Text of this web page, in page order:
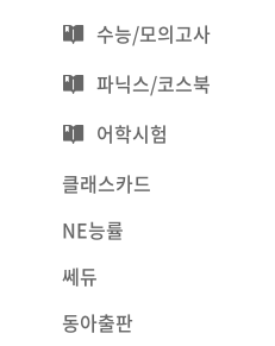
수능/모의고사
파닉스/코스북
어학시험
클래스카드
NE능률
쎄듀
동아출판